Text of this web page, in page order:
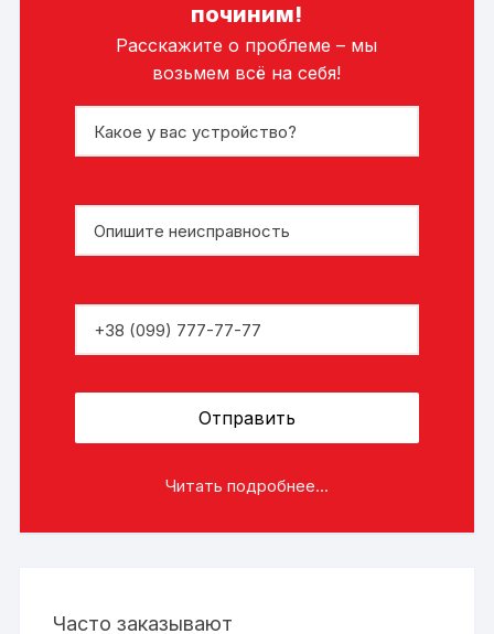
починим!
Расскажите о проблеме – мы
возьмем всё на себя!
Читать подробнее...
Часто заказывают